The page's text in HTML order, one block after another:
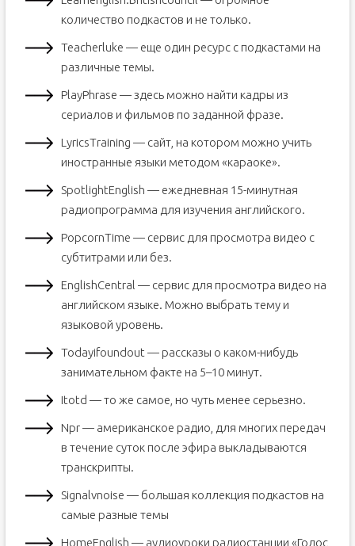
количество подкастов и не только.
Teacherluke — еще один ресурс с подкастами на
различные темы.
PlayPhrase — здесь можно найти кадры из
сериалов и фильмов по заданной фразе.
LyricsTraining — сайт, на котором можно учить
иностранные языки методом «караоке».
SpotlightEnglish — ежедневная 15-минутная
радиопрограмма для изучения английского.
PopcornTime — сервис для просмотра видео с
субтитрами или без.
EnglishCentral — сервис для просмотра видео на
английском языке. Можно выбрать тему и
языковой уровень.
Todayifoundout — рассказы о каком-нибудь
занимательном факте на 5–10 минут.
Itotd — то же самое, но чуть менее серьезно.
Npr — американское радио, для многих передач
в течение суток после эфира выкладываются
транскрипты.
Signalvnoise — большая коллекция подкастов на
самые разные темы
HomeEnglish — аудиоуроки радиостанции «Голос